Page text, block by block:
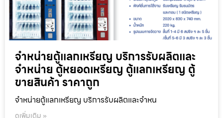
จำหน่ายตู้แลกเหรียญ บริการรับผลิตและ
จำหน่าย ตู้หยอดเหรียญ ตู้แลกเหรียญ ตู้
ขายสินค้า ราคาถูก
จำหน่ายตู้แลกเหรียญ บริการรับผลิตและจำหน
ดูเพิ่มเติม »